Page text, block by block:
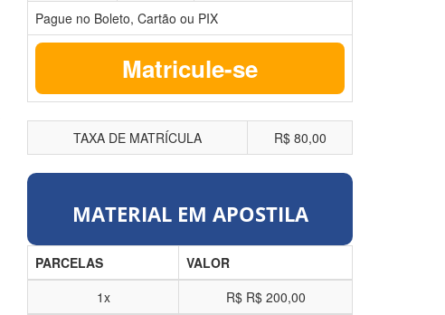
Pague no Boleto, Cartão ou PIX
Matricule-se
TAXA DE MATRÍCULA R$ 80,00
MATERIAL EM APOSTILA
PARCELAS
VALOR
1x
R$ R$ 200,00